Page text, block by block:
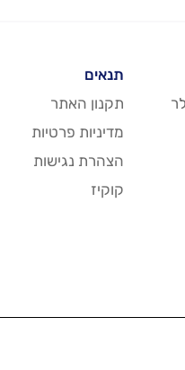
תנאים
תקנון האתר
מדיניות פרטיות
הצהרת נגישות
קוקיז